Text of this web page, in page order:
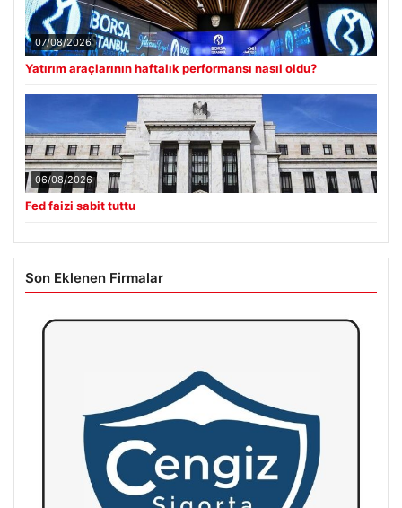
07/08/2026
Yatırım araçlarının haftalık performansı nasıl oldu?
06/08/2026
Fed faizi sabit tuttu
Son Eklenen Firmalar